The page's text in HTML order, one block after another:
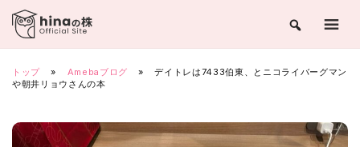
Skip
content
トップ » Amebaブログ »
デイトレは7433伯東、とニコライバーグマン
や朝井リョウさんの本